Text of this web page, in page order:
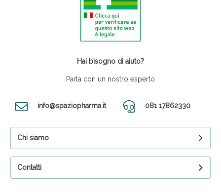
Hai bisogno di aiuto?
Parla con un nostro esperto
info@spaziopharma.it 081 17862330
Chi siamo
Contatti